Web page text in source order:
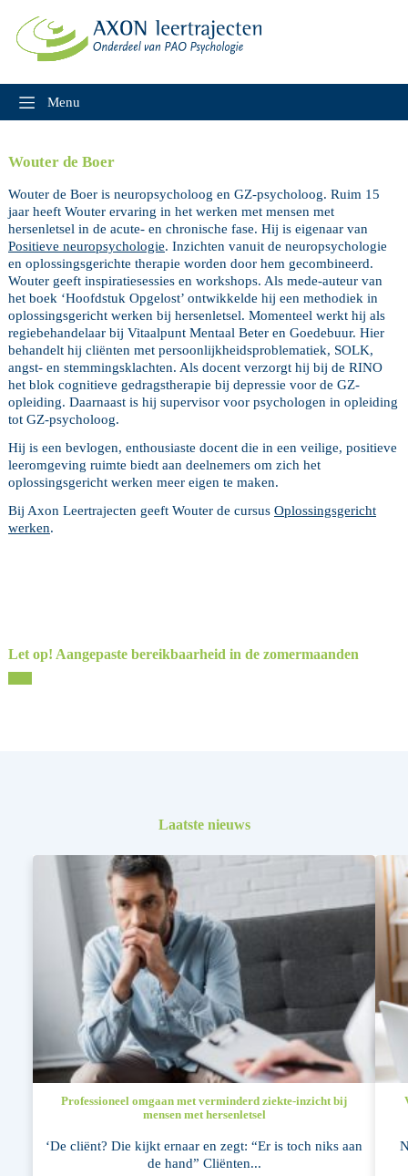
content
Menu
Wouter de Boer
Wouter de Boer is neuropsycholoog en GZ-psycholoog. Ruim 15
jaar heeft Wouter ervaring in het werken met mensen met
hersenletsel in de acute- en chronische fase. Hij is eigenaar van
Positieve neuropsychologie. Inzichten vanuit de neuropsychologie
en oplossingsgerichte therapie worden door hem gecombineerd.
Wouter geeft inspiratiesessies en workshops. Als mede-auteur van
het boek ‘Hoofdstuk Opgelost’ ontwikkelde hij een methodiek in
oplossingsgericht werken bij hersenletsel. Momenteel werkt hij als
regiebehandelaar bij Vitaalpunt Mentaal Beter en Goedebuur. Hier
behandelt hij cliënten met persoonlijkheidsproblematiek, SOLK,
angst- en stemmingsklachten. Als docent verzorgt hij bij de RINO
het blok cognitieve gedragstherapie bij depressie voor de GZ-
opleiding. Daarnaast is hij supervisor voor psychologen in opleiding
tot GZ-psycholoog.
Hij is een bevlogen, enthousiaste docent die in een veilige, positieve
leeromgeving ruimte biedt aan deelnemers om zich het
oplossingsgericht werken meer eigen te maken.
Bij Axon Leertrajecten geeft Wouter de cursus Oplossingsgericht
werken.
Let op! Aangepaste bereikbaarheid in de zomermaanden
Laatste nieuws
Professioneel omgaan met verminderd ziekte-inzicht bij
mensen met hersenletsel
‘De cliënt? Die kijkt ernaar en zegt: “Er is toch niks aan
de hand” Cliënten...